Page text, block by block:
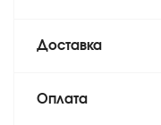
Доставка
Оплата